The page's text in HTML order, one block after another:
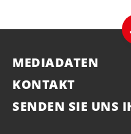
MEDIADATEN
KONTAKT
SENDEN SIE UNS